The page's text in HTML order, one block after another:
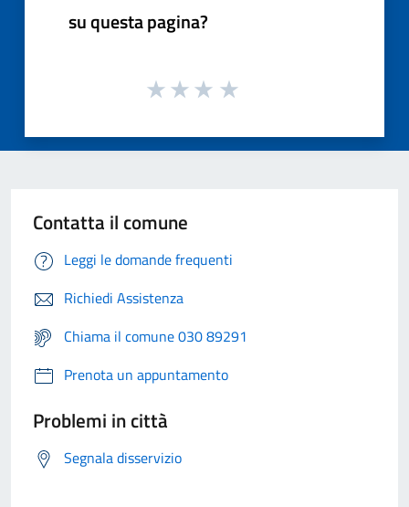
su questa pagina?
Contatta il comune
Leggi le domande frequenti
Richiedi Assistenza
Chiama il comune 030 89291
Prenota un appuntamento
Problemi in città
Segnala disservizio